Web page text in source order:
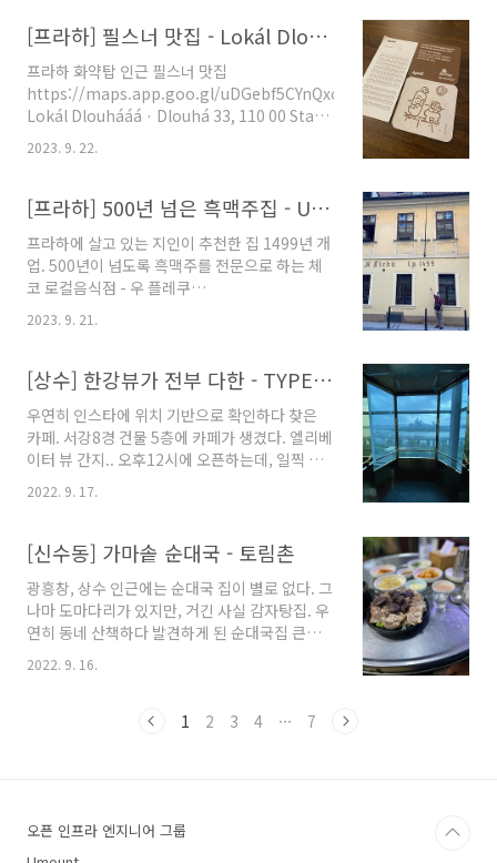
야겠다.아이랑 같이 오면 더 편하다. 뜨겁지 않..
아마 가장 유명한 건 초콜릿일 것이다. 그런데 여
기도 오리지널과 아닌 것이 있는데, 포장 은박지
만 보면 확인할 수 있다. - 금색 : 짭이다. - 은색 :
오리지널이다. 퓌르스트(Fürst) 라는 사람이 만
들었으며, 모차르트쿠겔(Mozartkugel)이라고
한다. 모차르트 생가가 있는 거리인 게트라이데
[프라하] 필스너 맛집 - Lokál Dlouhááá
프라하 화약탑 인근 필스너 맛집
https://maps.app.goo.gl/uDGebf5CYnQxcv6u9
Lokál Dlouhááá · Dlouhá 33, 110 00 Staré
Město, 체코 ★★★★☆ · 체코 레스토랑
www.google.com 간판사진을 따로 못찍었는
쪽에 기다리는 곳이 따로 있으니, 그쪽에 가서 줄
스탠딩으로 기다리면 된다. 코스터와 함께 찍어
본 주문지, 위에는 500cc, 아래는 300cc 도대체
얼마나 마시길래 저렇게 많이 체크하냐.... 필스
너 우르켈 을 시켰는데 아주 시원하고 좋았다. 시
2023. 9. 22.
[프라하] 500년 넘은 흑맥주집 - U Fleků
프라하에 살고 있는 지인이 추천한 집 1499년 개
업. 500년이 넘도록 흑맥주를 전문으로 하는 체
코 로컬음식점 - 우 플레쿠
https://maps.app.goo.gl/DG1mSnJKTK4Pu4TLA
우 플레쿠 · Křemencova 11, 110 00 Nové
www.google.com 입구에서 부터 '양조장 우
으로 쭉 들어오면 이렇게 야외테이블들이 있는
데, 한국과 기후가 달라서 날파리 등이 없어서 이
것도 가능하다고... 그리고 안쪽에 튜바와 아코디
언으로 연주하는 할아버지들이 있고, 돌아다니기
서 굽기 떄문에..
2023. 9. 21.
[상수] 한강뷰가 전부 다한 - TYPE 한강점
우연히 인스타에 위치 기반으로 확인하다 찾은
카페. 서강8경 건물 5층에 카페가 생겼다. 엘리베
이터 뷰 간지.. 오후12시에 오픈하는데, 일찍 가
니 창가에 자리가 있었다. 공간을 별 색다르다는
느낌은 없는데, 의자도 공간에 비해서는 부족해
테니, 자리가 없으면 돌아갈 확률이 높을듯. 시그
니처라는 아인슈페너와 주전부리로 스콘을 시켰
다. 아인슈페너는 아메리카노 베이스와 라떼 베
이스가 있으니 참고! 커피를 비롯하여 굿즈들도
팔고 있었다. 영업시간이나 기타 공지는 인스타
그램 참고!
12:00-18:00 COFFEE, 18:00-22:00..
2022. 9. 17.
[신수동] 가마솥 순대국 - 토림촌
광흥창, 상수 인근에는 순대국 집이 별로 없다. 그
나마 도마다리가 있지만, 거긴 사실 감자탕집. 우
연히 동네 산책하다 발견하게 된 순대국집 큰길
메뉴는 생각보다 다양했다. 다음엔 전도 시켜먹
미리 넉넉하게 주시더라. 기본 국물도 따로 나왔
라고 하시면 따로 주시니 참고! 사실 밥이 맛있었
는데, 이유가 있었다.. 이젠 자주 다닐듯.
2022. 9. 16.
1 2 3 4 ··· 7
오픈 인프라 엔지니어 그룹